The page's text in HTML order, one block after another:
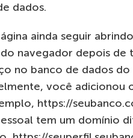
dados.
ainda seguir
navegador depois de
no banco de dados
você adicionou
https://
tem um domínio